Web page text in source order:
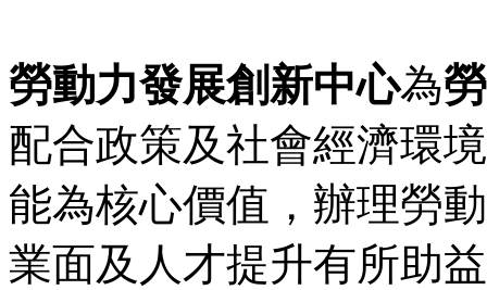
勞動力發展創新中心為
配合政策及社會經濟環
能為核心價值，辦理勞
業面及人才提升有所助